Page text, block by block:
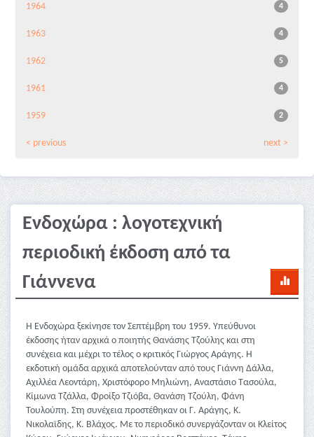
4
1964
4
1963
5
1962
4
1961
2
1959
< previous next >
Ενδοχώρα : λογοτεχνική
περιοδική έκδοση από τα
Γιάννενα
Η Ενδοχώρα ξεκίνησε τον Σεπτέμβρη του 1959. Υπεύθυνοι
έκδοσης ήταν αρχικά ο ποιητής Θανάσης Τζούλης και στη
συνέχεια και μέχρι το τέλος ο κριτικός Γιώργος Αράγης. Η
εκδοτική ομάδα αρχικά αποτελούνταν από τους Γιάννη Δάλλα,
Αχιλλέα Λεοντάρη, Χριστόφορο Μηλιώνη, Αναστάσιο Τασούλα,
Κίμωνα Τζάλλα, Φροίξο Τζιόβα, Θανάση Τζούλη, Φάνη
Τουλούπη. Στη συνέχεια προστέθηκαν οι Γ. Αράγης, Κ.
Νικολαϊδης, Κ. Βλάχος. Με το περιοδικό συνεργάζονταν οι Κλείτος